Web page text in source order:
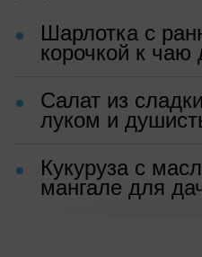
Шарлотка с
корочкой к
Салат из
луком и
Кукуруза с
мангале для